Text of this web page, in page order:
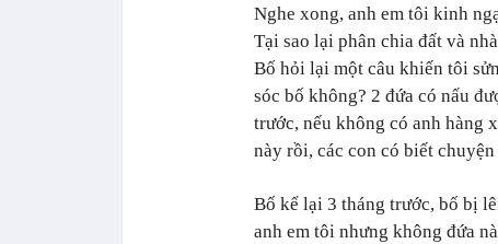
Nghe xong, anh em tôi kinh
Tại sao lại phân chia đất và
Bố hỏi lại một câu khiến tôi
sóc bố không? 2 đứa có nấu
trước, nếu không có anh hàng
này rồi, các con có biết
Bố kể lại 3 tháng trước, bố bị
anh em tôi nhưng không đứa